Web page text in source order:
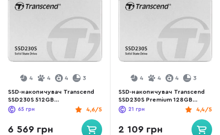
4 4 4 3
SSD-накопичувач Transcend
SSD230S 512GB
(TS512GSSD230S)
4,6/5
65 грн
6 569 грн
4 4 4 3
SSD-накопичувач Transcend
SSD230S Premium 128GB
(TS128GSSD230S)
4,4/5
21 грн
2 109 грн